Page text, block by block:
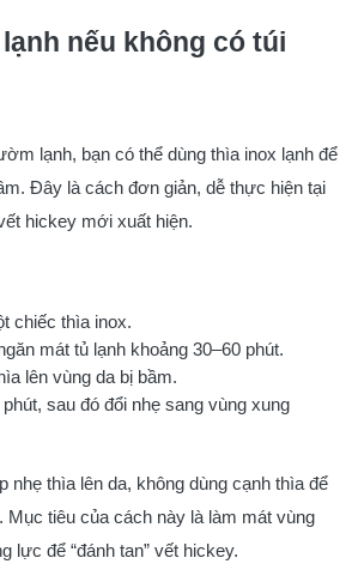
nếu không có túi
lạnh, bạn có thể dùng thìa inox lạnh để
Đây là cách đơn giản, dễ thực hiện tại
hickey mới xuất hiện.
chiếc thìa inox.
mát tủ lạnh khoảng 30–60 phút.
lên vùng da bị bầm.
sau đó đổi nhẹ sang vùng xung
nhẹ thìa lên da, không dùng cạnh thìa để
Mục tiêu của cách này là làm mát vùng
lực để “đánh tan” vết hickey.